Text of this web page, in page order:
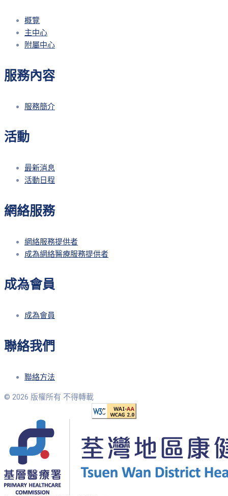
概覽
主中心
附屬中心
服務內容
服務簡介
活動
最新消息
活動日程
網絡服務
網絡服務提供者
成為網絡醫療服務提供者
成為會員
成為會員
聯絡我們
聯絡方法
© 2026 版權所有 不得轉載